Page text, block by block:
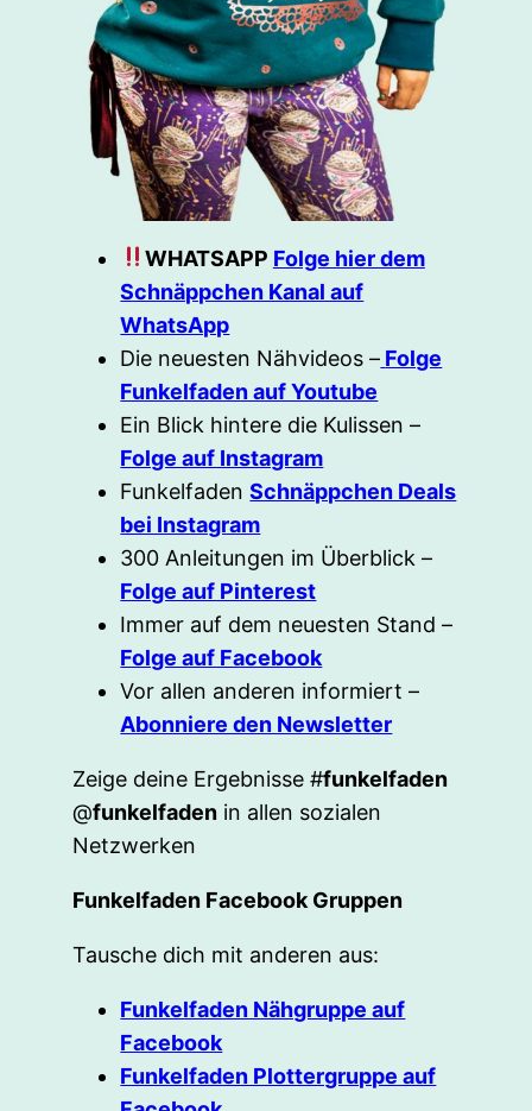
WHATSAPP Folge hier dem
Schnäppchen Kanal auf
WhatsApp
Die neuesten Nähvideos – Folge
Funkelfaden auf Youtube
Ein Blick hintere die Kulissen –
Folge auf Instagram
FunkelfadenSchnäppchen Deals
bei Instagram
300 Anleitungen im Überblick –
Folge auf Pinterest
Immer auf dem neuesten Stand –
Folge auf Facebook
Vor allen anderen informiert –
Abonniere den Newsletter
Zeige deine Ergebnisse #funkelfaden
@funkelfaden in allen sozialen
Netzwerken
Funkelfaden Facebook Gruppen
Tausche dich mit anderen aus:
Funkelfaden Nähgruppe auf
Facebook
Funkelfaden Plottergruppe auf